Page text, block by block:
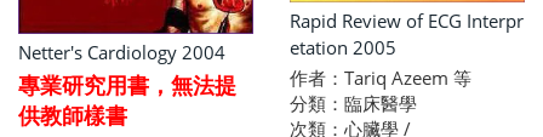
Netter's Cardiology 2004
專業研究用書，無法提
供教師樣書
Rapid Review of ECG Interpr
etation 2005
作者：Tariq Azeem 等
分類：臨床醫學
次類：心臟學 /